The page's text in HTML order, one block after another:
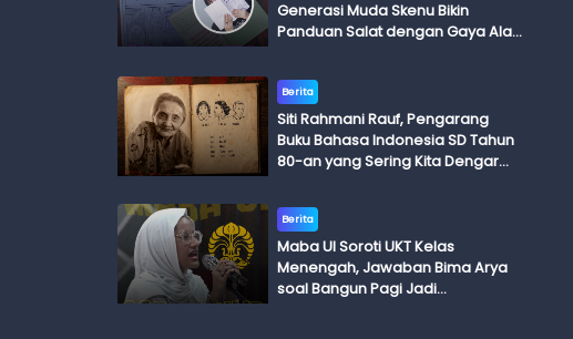
Generasi Muda Skenu Bikin
Panduan Salat dengan Gaya Ala
Berita
Siti Rahmani Rauf, Pengarang
Buku Bahasa Indonesia SD Tahun
80-an yang Sering Kita Dengar
Adik Budi
Berita
Maba UI Soroti UKT Kelas
Menengah, Jawaban Bima Arya
soal Bangun Pagi Jadi